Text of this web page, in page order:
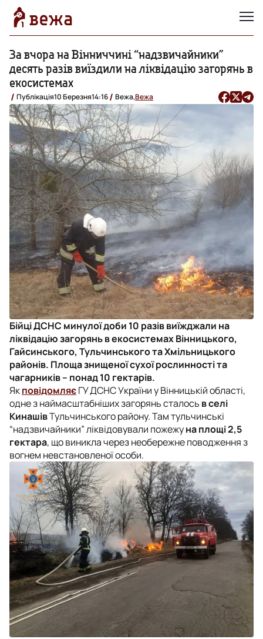
За вчора на Вінниччині “надзвичайники”
десять разів виїздили на ліквідацію загорянь в
екосистемах
Публікація10 Березня14:16 Вежа,Вежа
Бійці ДСНС минулої доби 10 разів виїжджали на
ліквідацію загорянь в екосистемах Вінницького,
Гайсинського, Тульчинського та Хмільницького
районів. Площа знищеної сухої рослинності та
чагарників – понад 10 гектарів.
ЯкповідомляєГУ ДСНС України у Вінницькій області,
одне з наймасштабніших загорянь сталось в селі
КинашівТульчинського району. Там тульчинські
“надзвичайники” ліквідовували пожежуна площі 2,5
гектара, що виникла через необережне поводження з
вогнем невстановленої особи.